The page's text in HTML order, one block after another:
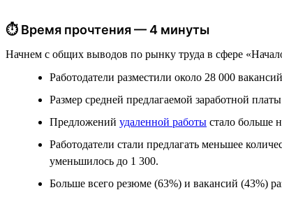
⏱ Время прочтения — 4 минуты
Начнем с общих выводов по рынку труда в сфере
Работодатели разместили около 28 000
Размер средней предлагаемой заработной
Предложений удаленной работы стало больше
Работодатели стали предлагать меньшее
уменьшилось до 1 300.
Больше всего резюме (63%) и вакансий (43%)